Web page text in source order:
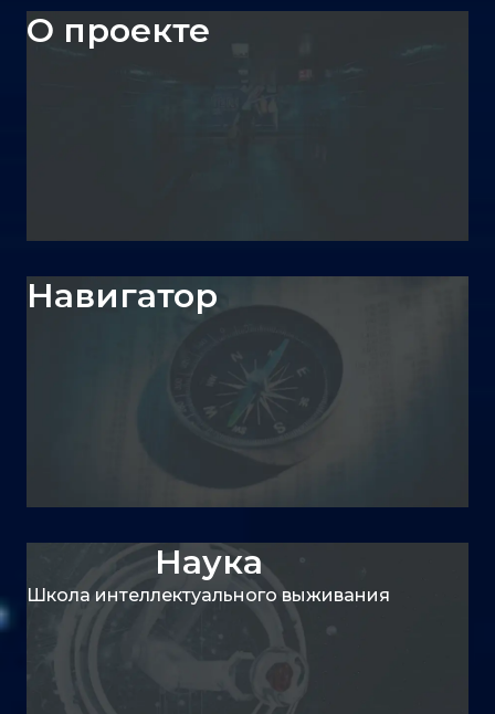
О проекте
Навигатор
Наука
Школа интеллектуального выживания